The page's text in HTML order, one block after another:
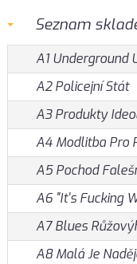
Seznam
A1 Underground
A2 Policejní Stát
A3 Produkty
A4 Modlitba Pro
A5 Pochod
A6 "It's Fucking
A7 Blues
A8 Malá Je